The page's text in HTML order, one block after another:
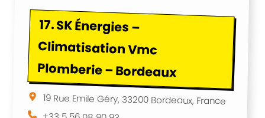
17.SK Énergies –
Climatisation Vmc
Plomberie – Bordeaux
19 Rue Emile Géry, 33200 Bordeaux, France